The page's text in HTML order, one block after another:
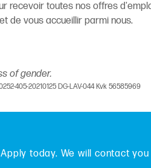
recevoir toutes nos offres
de vous accueillir parmi nous.
of gender.
405-20210125 DG-LAV-044 Kvk 56585969
today. We will contact